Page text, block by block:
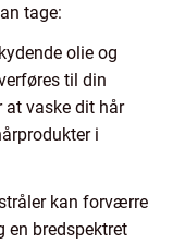
tage:
olie og
til din
at vaske dit hår
i
kan forværre
en bredspektret